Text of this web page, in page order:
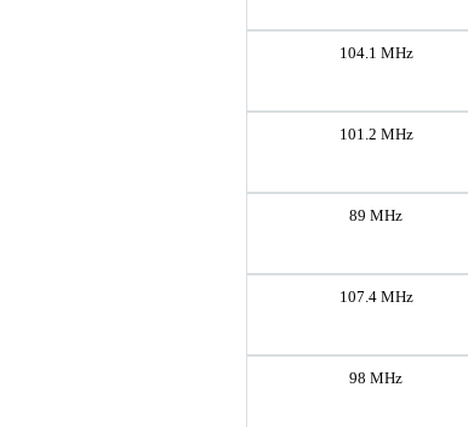
104.1 MHz
101.2 MHz
89 MHz
107.4 MHz
98 MHz